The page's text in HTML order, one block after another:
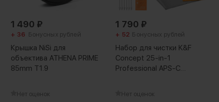
1 490 ₽
+ 36 Бонусных рублей
Крышка NiSi для
объектива ATHENA PRIME
85mm T1.9
Нет оценок
1 790 ₽
+ 52 Бонусных рублей
Набор для чистки K&F
Concept 25-in-1
Professional APS-C
Нет оценок